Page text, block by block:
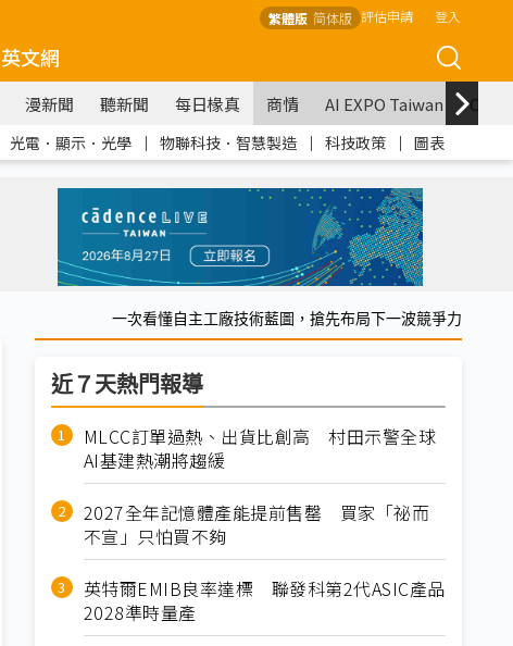
繁體版 简体版 評估申請 登入
英文網
漫新聞 聽新聞 每日椽真 商情 AI EXPO Taiwan
光電．顯示．光學 ｜ 物聯科技．智慧製造 ｜ 科技政策 ｜ 圖表
一次看懂自主工廠技術藍圖，搶先布局下一波競爭力
近７天熱門報導
MLCC訂單過熱、出貨比創高 村田示警全球
AI基建熱潮將趨緩
2027全年記憶體產能提前售罄 買家「祕而
不宣」只怕買不夠
英特爾EMIB良率達標 聯發科第2代ASIC產品
2028準時量產